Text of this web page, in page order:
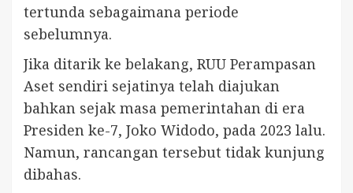
tertunda sebagaimana periode
sebelumnya.
Jika ditarik ke belakang, RUU Perampasan
Aset sendiri sejatinya telah diajukan
bahkan sejak masa pemerintahan di era
Presiden ke-7, Joko Widodo, pada 2023 lalu.
Namun, rancangan tersebut tidak kunjung
dibahas.